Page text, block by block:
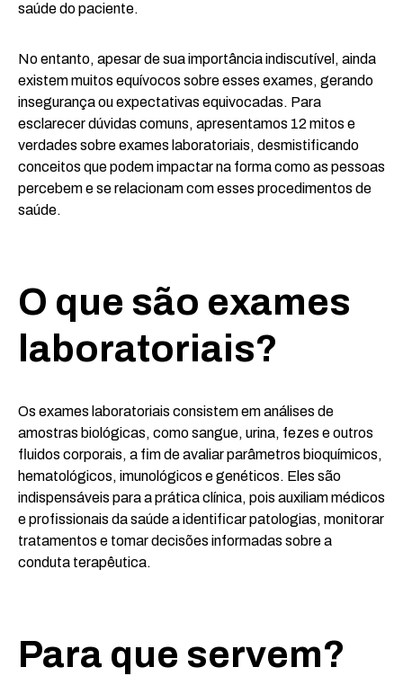
saúde do paciente.
No entanto, apesar de sua importância indiscutível, ainda
existem muitos equívocos sobre esses exames, gerando
insegurança ou expectativas equivocadas. Para
esclarecer dúvidas comuns, apresentamos 12 mitos e
verdades sobre exames laboratoriais, desmistificando
conceitos que podem impactar na forma como as pessoas
percebem e se relacionam com esses procedimentos de
saúde.
O que são exames
laboratoriais?
Os exames laboratoriais consistem em análises de
amostras biológicas, como sangue, urina, fezes e outros
fluidos corporais, a fim de avaliar parâmetros bioquímicos,
hematológicos, imunológicos e genéticos. Eles são
indispensáveis para a prática clínica, pois auxiliam médicos
e profissionais da saúde a identificar patologias, monitorar
tratamentos e tomar decisões informadas sobre a
conduta terapêutica.
Para que servem?